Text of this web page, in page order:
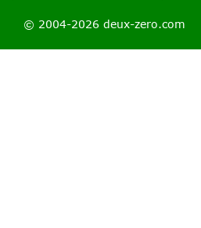
© 2004-2026 deux-zero.com